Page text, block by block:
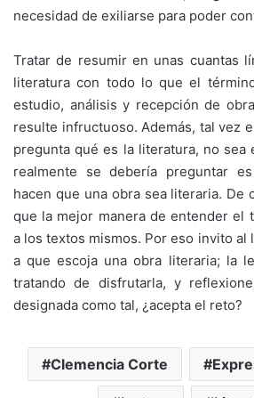
necesidad de exiliarse para poder
Tratar de resumir en unas cuantas
literatura con todo lo que el
estudio, análisis y recepción de
resulte infructuoso. Además, tal vez
pregunta qué es la literatura, no sea
realmente se debería preguntar
hacen que una obra sea literaria. De
que la mejor manera de entender el
a los textos mismos. Por eso invito al
a que escoja una obra literaria; la
tratando de disfrutarla, y
designada como tal, ¿acepta el reto?
Clemencia Corte